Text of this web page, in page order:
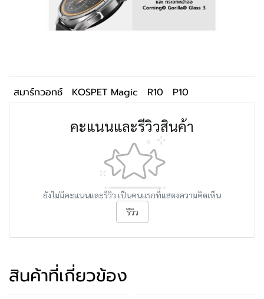
สมาร์ทวอทช์ KOSPET Magic R10 P10
คะแนนและรีวิวสินค้า
ยังไม่มีคะแนนและรีวิว เป็นคนแรกที่แสดงความคิดเห็น
รีวิว
สินค้าที่เกี่ยวข้อง